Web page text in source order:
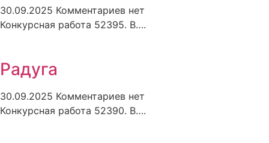
30.09.2025 Комментариев нет
Конкурсная работа 52395. В….
Радуга
30.09.2025 Комментариев нет
Конкурсная работа 52390. В….